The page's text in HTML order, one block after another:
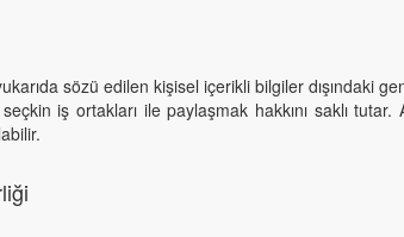
sözü edilen kişisel içerikli bilgiler dışındaki
iş ortakları ile paylaşmak hakkını saklı